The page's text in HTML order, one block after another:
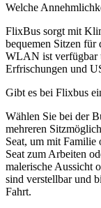
Welche
FlixBus sorgt mit
bequemen Sitzen für
WLAN ist verfügbar
Erfrischungen und
Gibt es bei Flixbus
Wählen Sie bei der
mehreren
Seat, um mit Familie
Seat zum Arbeiten
malerische Aussicht
sind verstellbar und
Fahrt.